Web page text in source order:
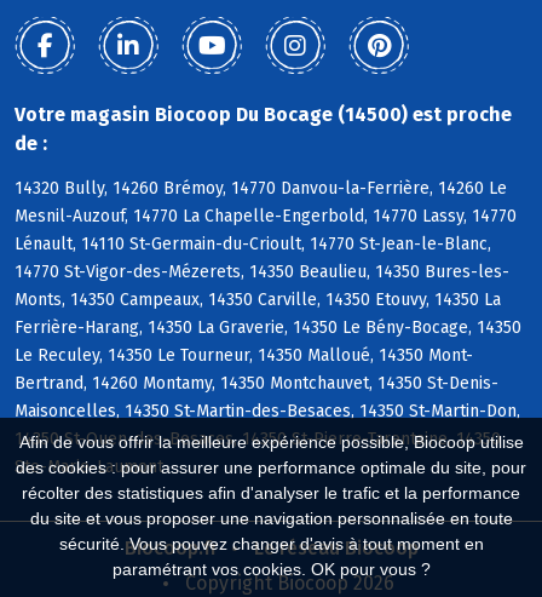
Afin de vous offrir la meilleure expérience possible, Biocoop utilise
des cookies : pour assurer une performance optimale du site, pour
récolter des statistiques afin d'analyser le trafic et la performance
du site et vous proposer une navigation personnalisée en toute
sécurité. Vous pouvez changer d'avis à tout moment en
paramétrant vos cookies. OK pour vous ?
Votre magasin Biocoop Du Bocage (14500) est proche
de :
14320 Bully, 14260 Brémoy, 14770 Danvou-la-Ferrière, 14260 Le
Mesnil-Auzouf, 14770 La Chapelle-Engerbold, 14770 Lassy, 14770
Lénault, 14110 St-Germain-du-Crioult, 14770 St-Jean-le-Blanc,
14770 St-Vigor-des-Mézerets, 14350 Beaulieu, 14350 Bures-les-
Monts, 14350 Campeaux, 14350 Carville, 14350 Etouvy, 14350 La
Ferrière-Harang, 14350 La Graverie, 14350 Le Bény-Bocage, 14350
Le Reculey, 14350 Le Tourneur, 14350 Malloué, 14350 Mont-
Bertrand, 14260 Montamy, 14350 Montchauvet, 14350 St-Denis-
Maisoncelles, 14350 St-Martin-des-Besaces, 14350 St-Martin-Don,
14350 St-Ouen-des-Besaces, 14350 St-Pierre-Tarentaine, 14350
Ste-Marie-Laumont
Biocoop.fr
Le réseau Biocoop
Copyright Biocoop 2026